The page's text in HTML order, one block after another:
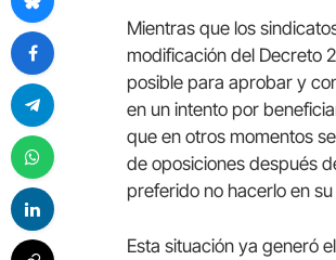
Mientras que los
modificación del Decreto
posible para aprobar y
en un intento por
que en otros momentos
de oposiciones después
preferido no hacerlo en
Esta situación ya generó